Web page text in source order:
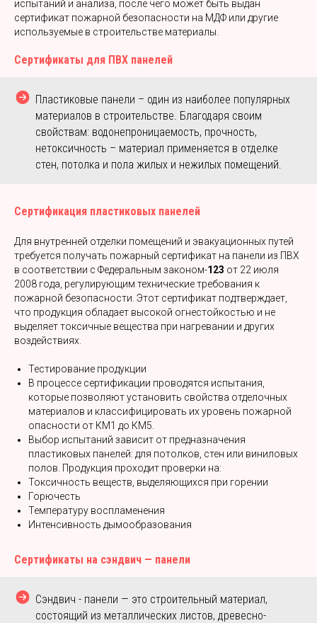
испытаний и анализа, после чего может быть выдан
сертификат пожарной безопасности на МДФ или другие
используемые в строительстве материалы.
Сертификаты для ПВХ панелей
Пластиковые панели – один из наиболее популярных
материалов в строительстве. Благодаря своим
свойствам: водонепроницаемость, прочность,
нетоксичность – материал применяется в отделке
стен, потолка и пола жилых и нежилых помещений.
Сертификация пластиковых панелей
Для внутренней отделки помещений и эвакуационных путей
требуется получать пожарный сертификат на панели из ПВХ
в соответствии с Федеральным законом-123 от 22 июля
2008 года, регулирующим технические требования к
пожарной безопасности. Этот сертификат подтверждает,
что продукция обладает высокой огнестойкостью и не
выделяет токсичные вещества при нагревании и других
воздействиях.
Тестирование продукции
В процессе сертификации проводятся испытания,
которые позволяют установить свойства отделочных
материалов и классифицировать их уровень пожарной
опасности от КМ1 до КМ5.
Выбор испытаний зависит от предназначения
пластиковых панелей: для потолков, стен или виниловых
полов. Продукция проходит проверки на:
Токсичность веществ, выделяющихся при горении
Горючесть
Температуру воспламенения
Интенсивность дымообразования
Сертификаты на сэндвич — панели
Сэндвич - панели — это строительный материал,
состоящий из металлических листов, древесно-